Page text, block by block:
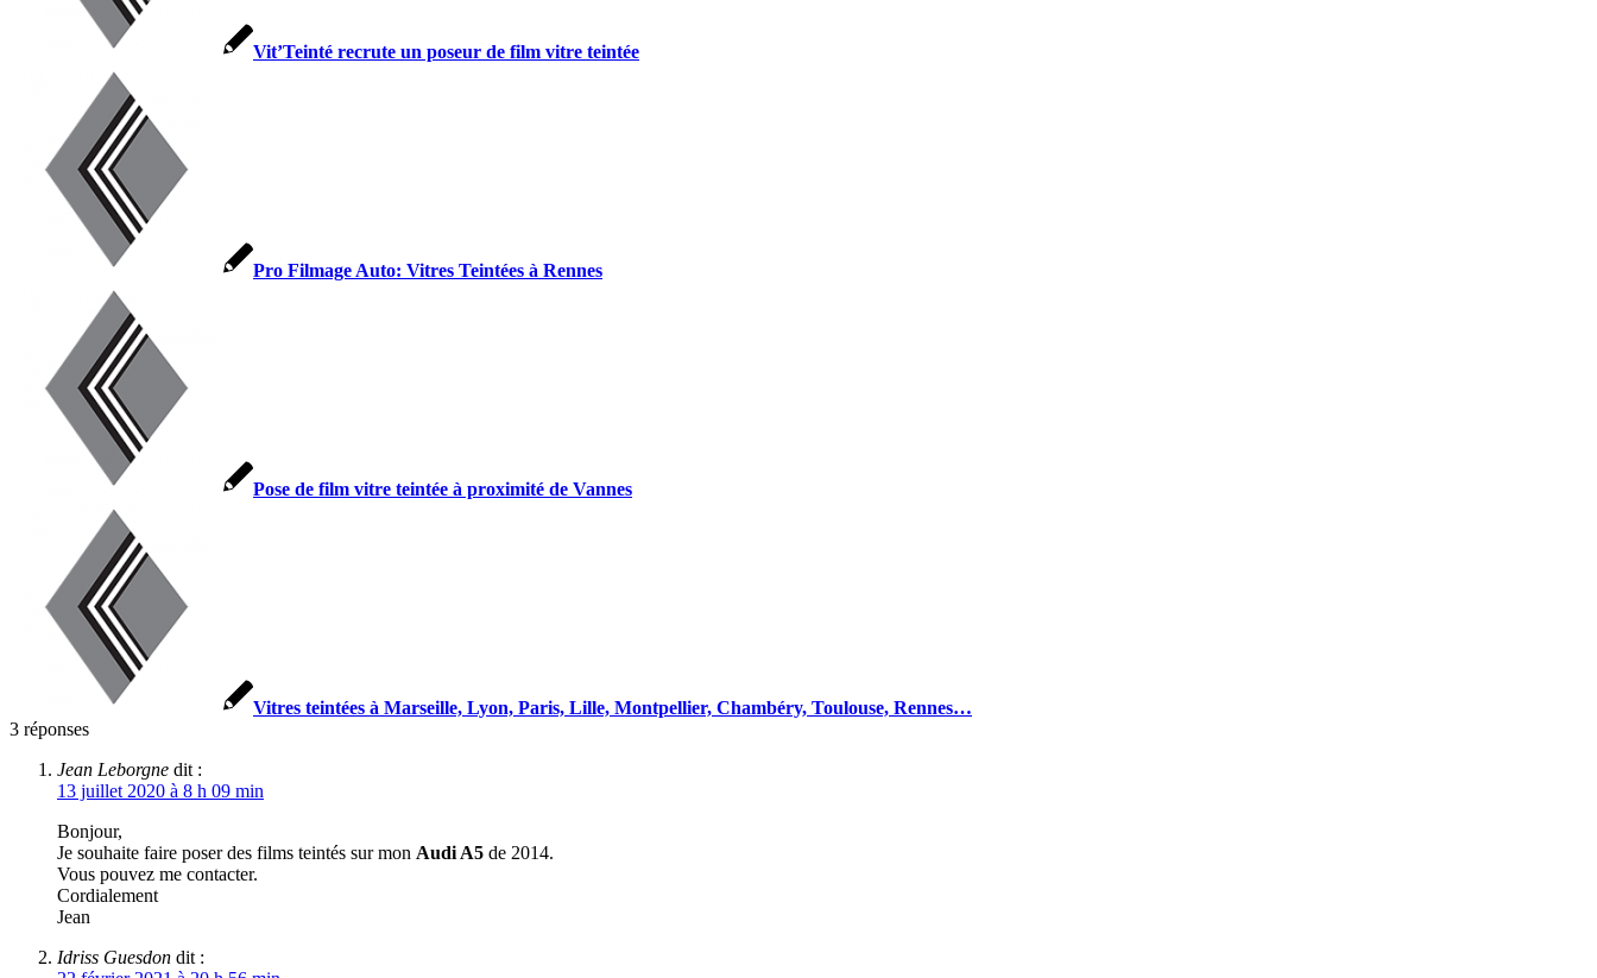
Vit’Teinté recrute un poseur de film vitre teintée
Pro Filmage Auto: Vitres Teintées à Rennes
Pose de film vitre teintée à proximité de Vannes
Vitres teintées à Marseille, Lyon, Paris, Lille, Montpellier, Chambéry, Toulouse, Rennes…
3 réponses
Jean Leborgne dit :
13 juillet 2020 à 8 h 09 min
Bonjour,
Je souhaite faire poser des films teintés sur mon Audi A5 de 2014.
Vous pouvez me contacter.
Cordialement
Jean
Idriss Guesdon dit :